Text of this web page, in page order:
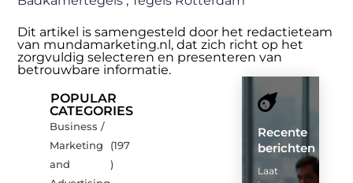
Dit artikel is samengesteld door het redactieteam
van mundamarketing.nl, dat zich richt op het
zorgvuldig selecteren en presenteren van
betrouwbare informatie.
POPULAR
CATEGORIES
Business /
Marketing
and
(197
)
Recente
berichten
Laat